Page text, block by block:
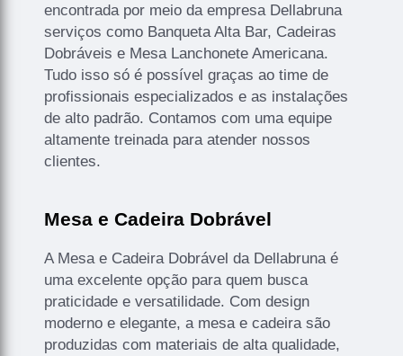
encontrada por meio da empresa Dellabruna
serviços como Banqueta Alta Bar, Cadeiras
Dobráveis e Mesa Lanchonete Americana.
Tudo isso só é possível graças ao time de
profissionais especializados e as instalações
de alto padrão. Contamos com uma equipe
altamente treinada para atender nossos
clientes.
Mesa e Cadeira Dobrável
A Mesa e Cadeira Dobrável da Dellabruna é
uma excelente opção para quem busca
praticidade e versatilidade. Com design
moderno e elegante, a mesa e cadeira são
produzidas com materiais de alta qualidade,